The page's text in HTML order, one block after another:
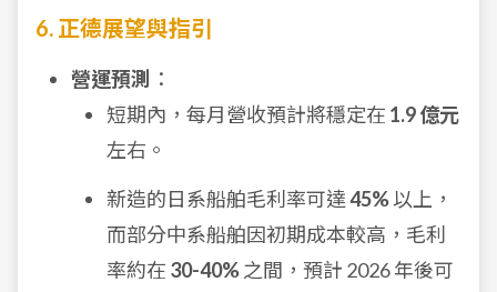
6. 正德展望與指引
營運預測 ：
短期內，每月營收預計將穩定在 1.9 億元
左右。
新造的日系船舶毛利率可達45%以上，
而部分中系船舶因初期成本較高，毛利
率約在 30-40%之間，預計 2026 年後可